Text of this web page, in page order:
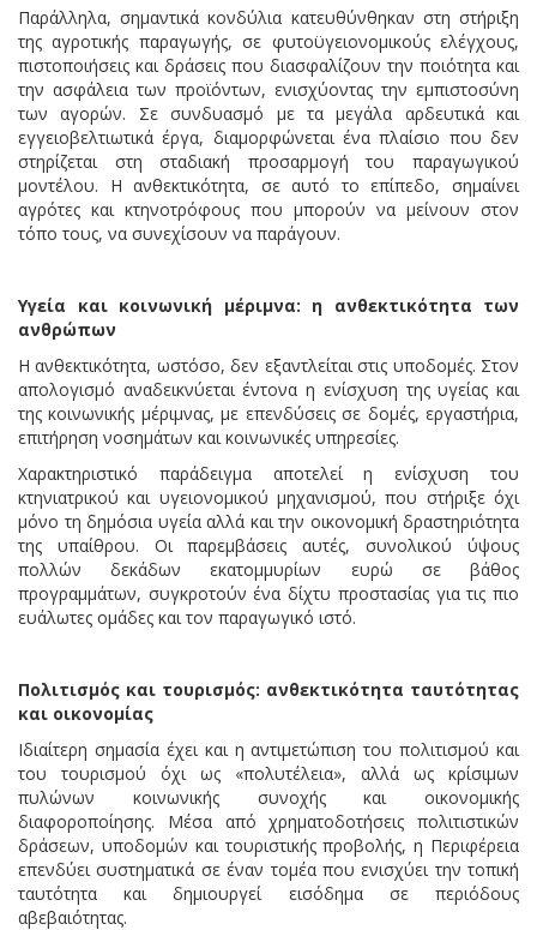
Παράλληλα, σημαντικά κονδύλια κατευθύνθηκαν στη στήριξη
της αγροτικής παραγωγής, σε φυτοϋγειονομικούς ελέγχους,
πιστοποιήσεις και δράσεις που διασφαλίζουν την ποιότητα και
την ασφάλεια των προϊόντων, ενισχύοντας την εμπιστοσύνη
των αγορών. Σε συνδυασμό με τα μεγάλα αρδευτικά και
εγγειοβελτιωτικά έργα, διαμορφώνεται ένα πλαίσιο που δεν
στηρίζεται στη σταδιακή προσαρμογή του παραγωγικού
μοντέλου. Η ανθεκτικότητα, σε αυτό το επίπεδο, σημαίνει
αγρότες και κτηνοτρόφους που μπορούν να μείνουν στον
τόπο τους, να συνεχίσουν να παράγουν.
Υγεία και κοινωνική μέριμνα: η ανθεκτικότητα των
ανθρώπων
Η ανθεκτικότητα, ωστόσο, δεν εξαντλείται στις υποδομές. Στον
απολογισμό αναδεικνύεται έντονα η ενίσχυση της υγείας και
της κοινωνικής μέριμνας, με επενδύσεις σε δομές, εργαστήρια,
επιτήρηση νοσημάτων και κοινωνικές υπηρεσίες.
Χαρακτηριστικό παράδειγμα αποτελεί η ενίσχυση του
κτηνιατρικού και υγειονομικού μηχανισμού, που στήριξε όχι
μόνο τη δημόσια υγεία αλλά και την οικονομική δραστηριότητα
της υπαίθρου. Οι παρεμβάσεις αυτές, συνολικού ύψους
πολλών δεκάδων εκατομμυρίων ευρώ σε βάθος
προγραμμάτων, συγκροτούν ένα δίχτυ προστασίας για τις πιο
ευάλωτες ομάδες και τον παραγωγικό ιστό.
Πολιτισμός και τουρισμός: ανθεκτικότητα ταυτότητας
και οικονομίας
Ιδιαίτερη σημασία έχει και η αντιμετώπιση του πολιτισμού και
του τουρισμού όχι ως «πολυτέλεια», αλλά ως κρίσιμων
πυλώνων κοινωνικής συνοχής και οικονομικής
διαφοροποίησης. Μέσα από χρηματοδοτήσεις πολιτιστικών
δράσεων, υποδομών και τουριστικής προβολής, η Περιφέρεια
επενδύει συστηματικά σε έναν τομέα που ενισχύει την τοπική
ταυτότητα και δημιουργεί εισόδημα σε περιόδους
αβεβαιότητας.